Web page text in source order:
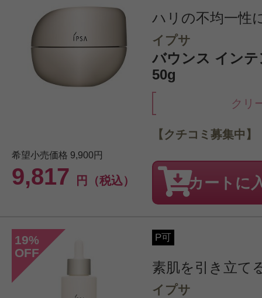
ハリの不均一性
イプサ
バウンス イン
50g
クリ
希望小売価格 9,900円
9,817 円（税込）
【クチコミ募集中】
カートに
19%
OFF
P可
素肌を引き立て
イプサ